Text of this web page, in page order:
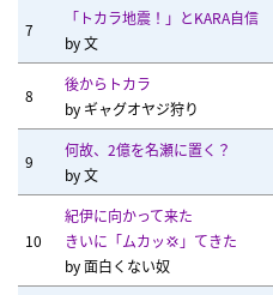
7
「トカラ地震！」とKARA自信
by文
8
後からトカラ
by ギャグオヤジ狩り
9
何故、2億を名瀬に置く？
by文
10
紀伊に向かって来た
きいに「ムカッ💢」てきた
by面白くない奴